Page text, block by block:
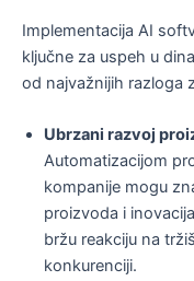
Implementacija AI
ključne za uspeh u
od najvažnijih razloga
Ubrzani razvoj
Automatizacijom
kompanije mogu
proizvoda i
bržu reakciju na
konkurenciji.